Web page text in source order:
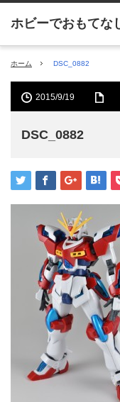
ホーム DSC_0882
2015/9/19
DSC_0882